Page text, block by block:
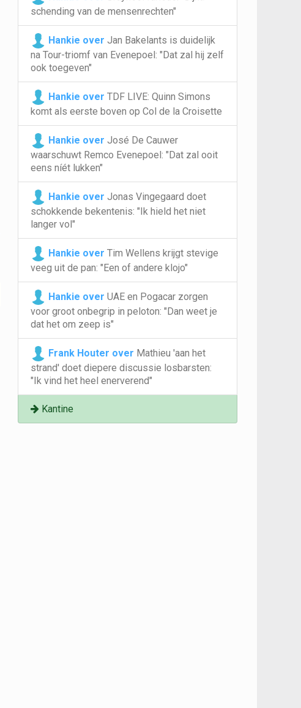
schending van de mensenrechten"
Hankie over Jan Bakelants is duidelijk
na Tour-triomf van Evenepoel: "Dat zal hij zelf
ook toegeven"
Hankie over TDF LIVE: Quinn Simons
komt als eerste boven op Col de la Croisette
Hankie over José De Cauwer
waarschuwt Remco Evenepoel: "Dat zal ooit
eens níét lukken"
Hankie over Jonas Vingegaard doet
schokkende bekentenis: "Ik hield het niet
langer vol"
Hankie over Tim Wellens krijgt stevige
veeg uit de pan: "Een of andere klojo"
Hankie over UAE en Pogacar zorgen
voor groot onbegrip in peloton: "Dan weet je
dat het om zeep is"
Frank Houter over Mathieu 'aan het
strand' doet diepere discussie losbarsten:
"Ik vind het heel enerverend"
Kantine